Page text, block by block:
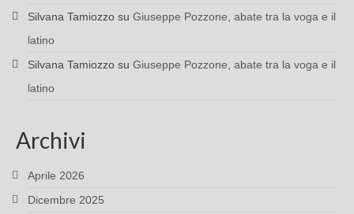
Silvana Tamiozzo su Giuseppe Pozzone, abate tra la voga e il
latino
Silvana Tamiozzo su Giuseppe Pozzone, abate tra la voga e il
latino
Archivi
Aprile 2026
Dicembre 2025